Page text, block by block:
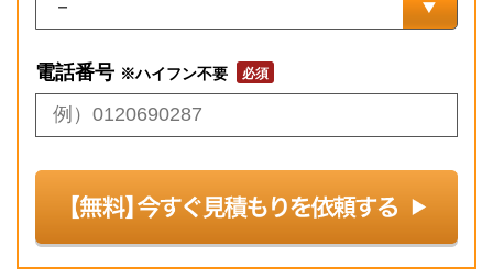
電話番号 ※ハイフン不要